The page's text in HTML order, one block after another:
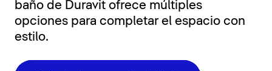
baño de Duravit ofrece múltiples
opciones para completar el espacio con
estilo.